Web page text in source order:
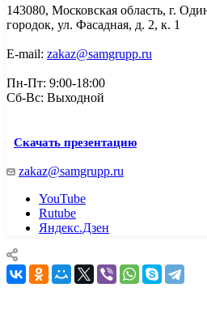
143080, Mосковская область, г.
городок, ул. Фасадная, д. 2, к. 1
E-mail: zakaz@samgrupp.ru
Пн-Пт: 9:00-18:00
Сб-Вс: Выходной
Скачать презентацию
zakaz@samgrupp.ru
YouTube
Rutube
Яндекс.Дзен